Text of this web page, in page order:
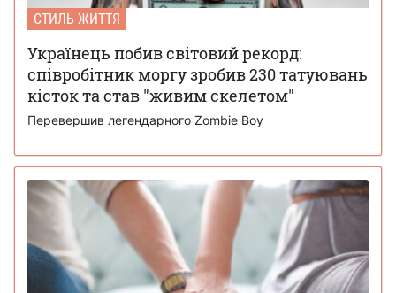
СТИЛЬ ЖИТТЯ
Українець побив світовий рекорд:
співробітник моргу зробив 230 татуювань
кісток та став "живим скелетом"
Перевершив легендарного Zombie Boy